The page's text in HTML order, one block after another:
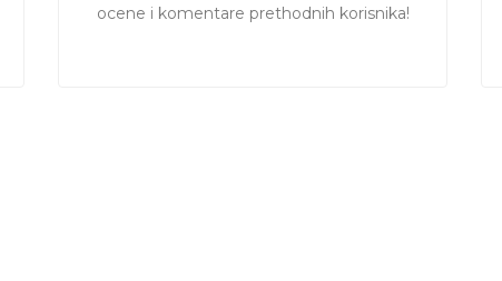
ocene i komentare prethodnih korisnika!